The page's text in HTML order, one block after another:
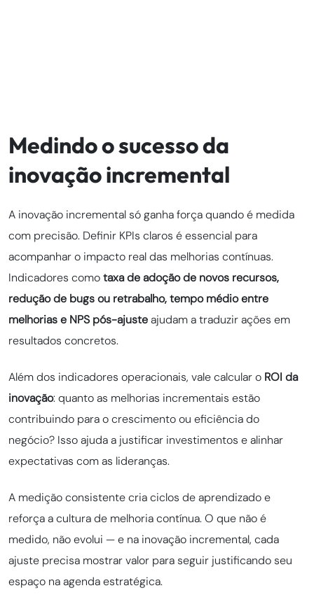
Medindo o sucesso da
inovação incremental
A inovação incremental só ganha força quando é medida
com precisão. Definir KPIs claros é essencial para
acompanhar o impacto real das melhorias contínuas.
Indicadores comotaxa de adoção de novos recursos,
redução de bugs ou retrabalho, tempo médio entre
melhorias e NPS pós-ajusteajudam a traduzir ações em
resultados concretos.
Além dos indicadores operacionais, vale calcular o ROI da
inovação: quanto as melhorias incrementais estão
contribuindo para o crescimento ou eficiência do
negócio? Isso ajuda a justificar investimentos e alinhar
expectativas com as lideranças.
A medição consistente cria ciclos de aprendizado e
reforça a cultura de melhoria contínua. O que não é
medido, não evolui — e na inovação incremental, cada
ajuste precisa mostrar valor para seguir justificando seu
espaço na agenda estratégica.